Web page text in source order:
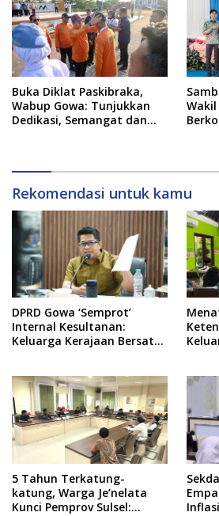
Buka Diklat Paskibraka,
Wabup Gowa: Tunjukkan
Dedikasi, Semangat dan
Rekomendasi untuk kamu
DPRD Gowa ‘Semprot’
Internal Kesultanan:
Keluarga Kerajaan Bersatu
Jalur
Adab
5 Tahun Terkatung-
katung, Warga Je’nelata
Kunci Pemprov Sulsel: